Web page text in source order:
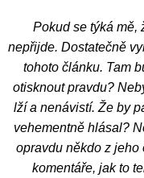
Pokud se týká mě,
nepřijde. Dostatečně
tohoto článku. Tam
otisknout pravdu?
lží a nenávistí. Že by
vehementně hlásal?
opravdu někdo z jeho
komentáře, jak to